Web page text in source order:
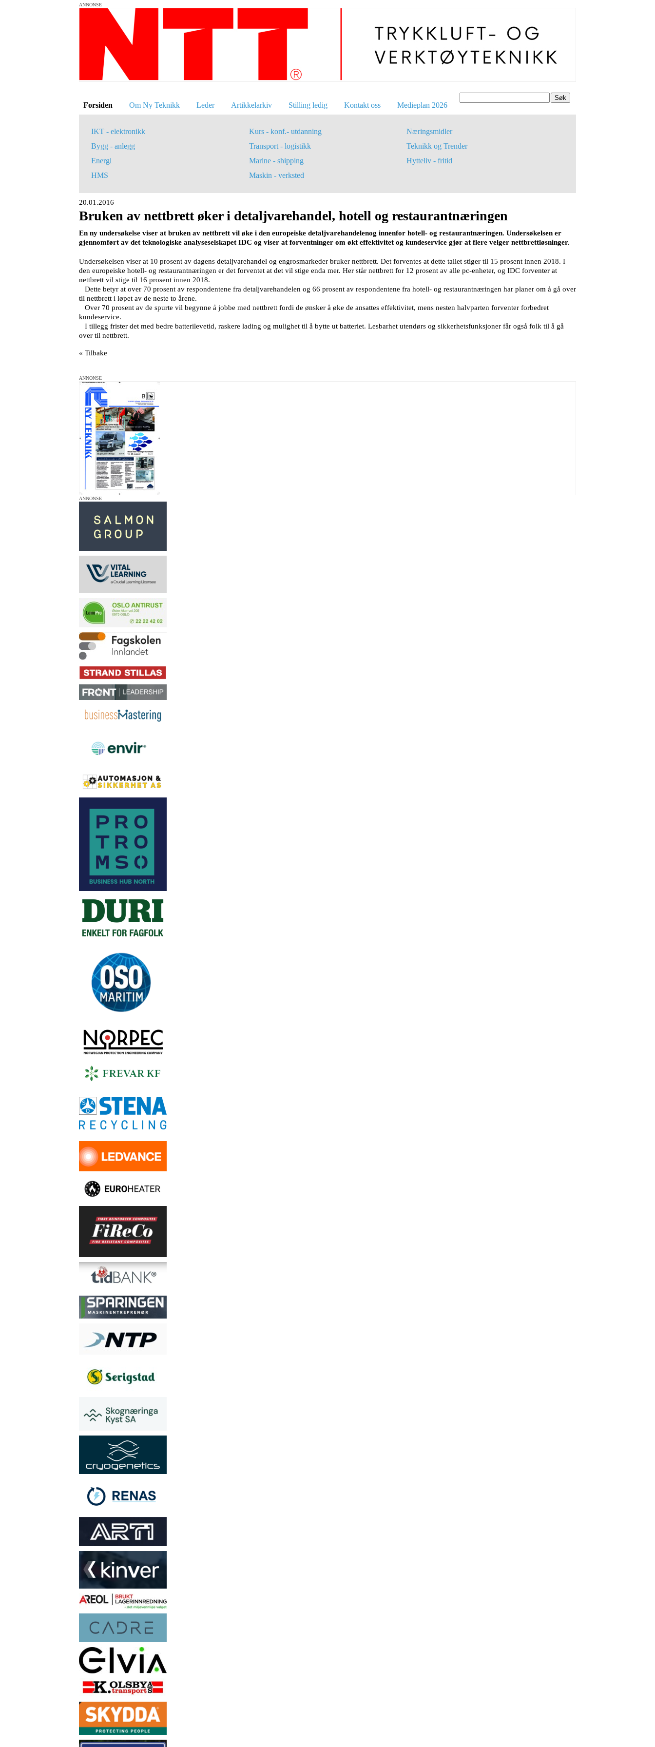
ANNONSE
Søk
Forsiden Om Ny Teknikk Leder Artikkelarkiv Stilling ledig Kontakt oss Medieplan 2026
IKT - elektronikk
Bygg - anlegg
Energi
HMS
Kurs - konf.- utdanning
Transport - logistikk
Marine - shipping
Maskin - verksted
Næringsmidler
Teknikk og Trender
Hytteliv - fritid
20.01.2016
Bruken av nettbrett øker i detaljvarehandel, hotell og restaurantnæringen
En ny undersøkelse viser at bruken av nettbrett vil øke i den europeiske detaljvarehandelenog innenfor hotell- og restaurantnæringen. Undersøkelsen er
gjennomført av det teknologiske analyseselskapet IDC og viser at forventninger om økt effektivitet og kundeservice gjør at flere velger nettbrettløsninger.
Undersøkelsen viser at 10 prosent av dagens detaljvarehandel og engrosmarkeder bruker nettbrett. Det forventes at dette tallet stiger til 15 prosent innen 2018. I
den europeiske hotell- og restaurantnæringen er det forventet at det vil stige enda mer. Her står nettbrett for 12 prosent av alle pc-enheter, og IDC forventer at
nettbrett vil stige til 16 prosent innen 2018.
Dette betyr at over 70 prosent av respondentene fra detaljvarehandelen og 66 prosent av respondentene fra hotell- og restaurantnæringen har planer om å gå over
til nettbrett i løpet av de neste to årene.
Over 70 prosent av de spurte vil begynne å jobbe med nettbrett fordi de ønsker å øke de ansattes effektivitet, mens nesten halvparten forventer forbedret
kundeservice.
I tillegg frister det med bedre batterilevetid, raskere lading og mulighet til å bytte ut batteriet. Lesbarhet utendørs og sikkerhetsfunksjoner får også folk til å gå
over til nettbrett.
« Tilbake
ANNONSE
ANNONSE